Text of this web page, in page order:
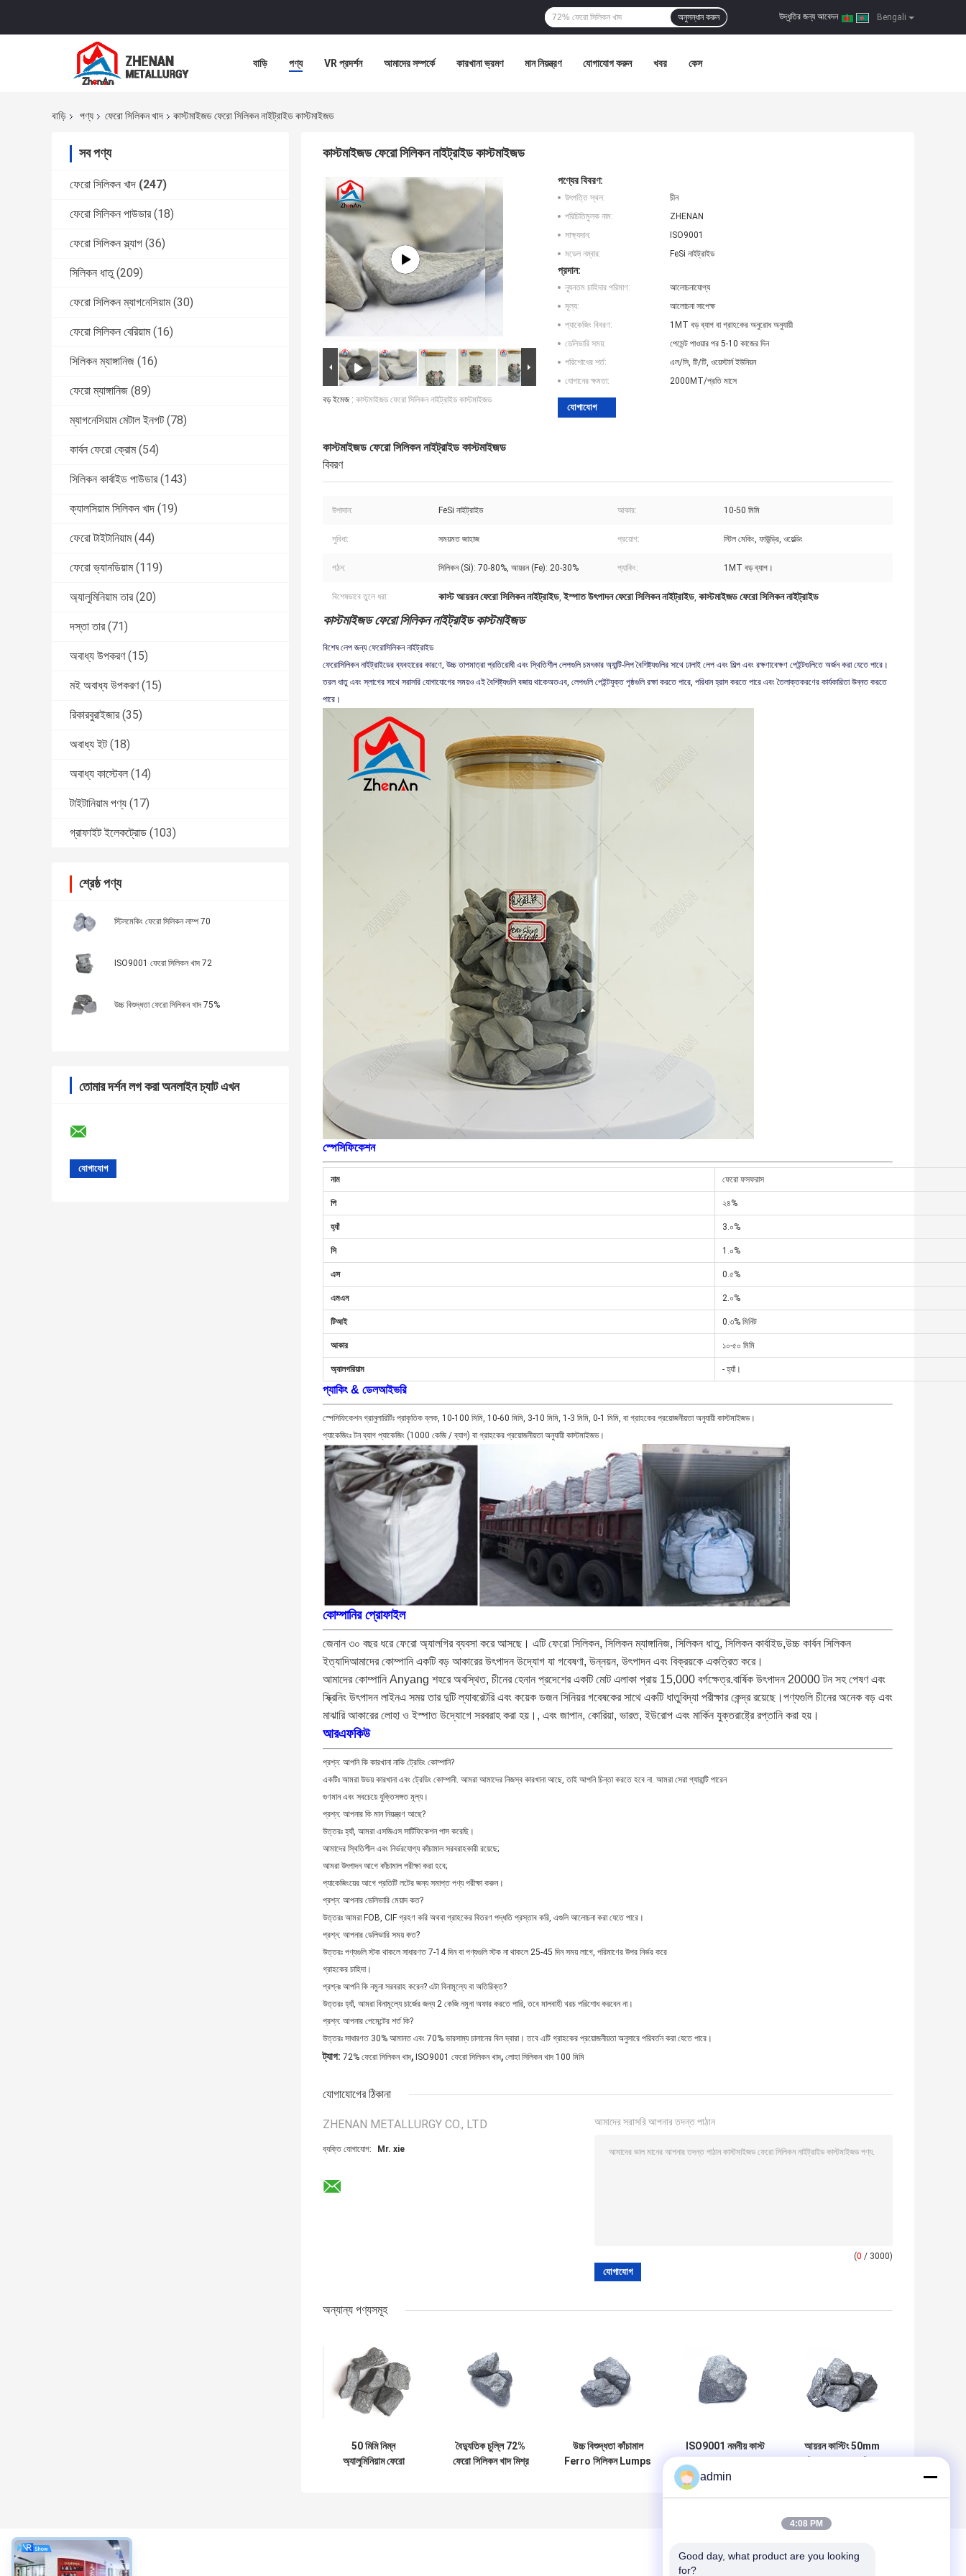
Bengali
উদ্ধৃতির জন্য আবেদন |
অনুসন্ধান করুন
বাড়ি পণ্য VR প্রদর্শন আমাদের সম্পর্কে কারখানা ভ্রমণ মান নিয়ন্ত্রণ যোগাযোগ করুন খবর কেস
বাড়ি পণ্য ফেরো সিলিকন খাদ কাস্টমাইজড ফেরো সিলিকন নাইট্রাইড কাস্টমাইজড
সব পণ্য
ফেরো সিলিকন খাদ (247)
ফেরো সিলিকন পাউডার (18)
ফেরো সিলিকন স্ল্যাগ (36)
সিলিকন ধাতু (209)
ফেরো সিলিকন ম্যাগনেসিয়াম (30)
ফেরো সিলিকন বেরিয়াম (16)
সিলিকন ম্যাঙ্গানিজ (16)
ফেরো ম্যাঙ্গানিজ (89)
ম্যাগনেসিয়াম মেটাল ইনগট (78)
কার্বন ফেরো ক্রোম (54)
সিলিকন কার্বাইড পাউডার (143)
ক্যালসিয়াম সিলিকন খাদ (19)
ফেরো টাইটানিয়াম (44)
ফেরো ভ্যানডিয়াম (119)
অ্যালুমিনিয়াম তার (20)
দস্তা তার (71)
অবাধ্য উপকরণ (15)
মই অবাধ্য উপকরণ (15)
রিকারবুরাইজার (35)
অবাধ্য ইট (18)
অবাধ্য কাস্টেবল (14)
টাইটানিয়াম পণ্য (17)
গ্রাফাইট ইলেকট্রোড (103)
শ্রেষ্ঠ পণ্য
স্টিলমেকিং ফেরো সিলিকন লাম্প 70
ISO9001 ফেরো সিলিকন খাদ 72
উচ্চ বিশুদ্ধতা ফেরো সিলিকন খাদ 75%
তোমার দর্শন লগ করা অনলাইন চ্যাট এখন
কাস্টমাইজড ফেরো সিলিকন নাইট্রাইড কাস্টমাইজড
বড় ইমেজ : কাস্টমাইজড ফেরো সিলিকন নাইট্রাইড কাস্টমাইজড
পণ্যের বিবরণ:
উৎপত্তি স্থল:
চীন
পরিচিতিমুলক নাম:
ZHENAN
সাক্ষ্যদান:
ISO9001
মডেল নম্বার:
FeSi নাইট্রাইড
প্রদান:
ন্যূনতম চাহিদার পরিমাণ:
আলোচনাযোগ্য
মূল্য:
আলোচনা সাপেক্ষ
প্যাকেজিং বিবরণ:
1MT বড় ব্যাগ বা গ্রাহকের অনুরোধ অনুযায়ী
ডেলিভারি সময়:
পেমেন্ট পাওয়ার পর 5-10 কাজের দিন
পরিশোধের শর্ত:
এল/সি, টি/টি, ওয়েস্টার্ন ইউনিয়ন
যোগানের ক্ষমতা:
2000MT/প্রতি মাসে
যোগাযোগ
কাস্টমাইজড ফেরো সিলিকন নাইট্রাইড কাস্টমাইজড
বিবরণ
উপাদান: FeSi নাইট্রাইড আকার: 10-50 মিমি
সুবিধা: সময়মত জাহাজ প্রয়োগ: স্টিল মেকিং, ফাউন্ড্রি, ওয়েল্ডিং
গঠন: সিলিকন (Si): 70-80%, আয়রন (Fe): 20-30% প্যাকিং: 1MT বড় ব্যাগ।
বিশেষভাবে তুলে ধরা: কাস্ট আয়রন ফেরো সিলিকন নাইট্রাইড, ইস্পাত উৎপাদন ফেরো সিলিকন নাইট্রাইড, কাস্টমাইজড ফেরো সিলিকন নাইট্রাইড
কাস্টমাইজড ফেরো সিলিকন নাইট্রাইড কাস্টমাইজড
বিশেষ লেপ জন্য ফেরোসিলিকন নাইট্রাইড
ফেরোসিলিকন নাইট্রাইডের ব্যবহারের কারণে, উচ্চ তাপমাত্রা প্রতিরোধী এবং স্থিতিশীল লেপগুলি চমৎকার অ্যান্টি-লিপ বৈশিষ্ট্যগুলির সাথে ঢালাই লেপ এবং শিল্প এবং রক্ষণাবেক্ষণ পেইন্টগুলিতে অর্জন করা যেতে পারে।
তরল ধাতু এবং স্লাগের সাথে সরাসরি যোগাযোগের সময়ও এই বৈশিষ্ট্যগুলি বজায় থাকেঅতএব, লেপগুলি পেইন্টযুক্ত পৃষ্ঠগুলি রক্ষা করতে পারে, পরিধান হ্রাস করতে পারে এবং তৈলাক্তকরণের কার্যকারিতা উন্নত করতে
পারে।
স্পেসিফিকেশন
নাম ফেরো ফসফরাস
পি ২৪%
হ্যাঁ 3.০%
সি 1.০%
এস 0.৫%
এমএন 2.০%
টিআই 0.৩% মিনিট
আকার ১০-৫০ মিমি
অ্যালগরিয়াম - হ্যাঁ।
প্যাকিং & ডেলআইভরি
স্পেসিফিকেশন গ্রানুলারিটিঃ প্রাকৃতিক ব্লক, 10-100 মিমি, 10-60 মিমি, 3-10 মিমি, 1-3 মিমি, 0-1 মিমি, বা গ্রাহকের প্রয়োজনীয়তা অনুযায়ী কাস্টমাইজড।
প্যাকেজিংঃ টন ব্যাগ প্যাকেজিং (1000 কেজি / ব্যাগ) বা গ্রাহকের প্রয়োজনীয়তা অনুযায়ী কাস্টমাইজড।
কোম্পানির প্রোফাইল
জেনান ৩০ বছর ধরে ফেরো অ্যালগির ব্যবসা করে আসছে। এটি ফেরো সিলিকন, সিলিকন ম্যাঙ্গানিজ, সিলিকন ধাতু, সিলিকন কার্বাইড,উচ্চ কার্বন সিলিকন
ইত্যাদিআমাদের কোম্পানি একটি বড় আকারের উৎপাদন উদ্যোগ যা গবেষণা, উন্নয়ন, উৎপাদন এবং বিক্রয়কে একত্রিত করে।
আমাদের কোম্পানি Anyang শহরে অবস্থিত, চীনের হেনান প্রদেশের একটি মোট এলাকা প্রায় 15,000 বর্গক্ষেত্র.বার্ষিক উৎপাদন 20000 টন সহ পেষণ এবং
স্ক্রিনিং উৎপাদন লাইনএ সময় তার দুটি ল্যাবরেটরি এবং কয়েক ডজন সিনিয়র গবেষকের সাথে একটি ধাতুবিদ্যা পরীক্ষার কেন্দ্র রয়েছে।পণ্যগুলি চীনের অনেক বড় এবং
মাঝারি আকারের লোহা ও ইস্পাত উদ্যোগে সরবরাহ করা হয়।, এবং জাপান, কোরিয়া, ভারত, ইউরোপ এবং মার্কিন যুক্তরাষ্ট্রে রপ্তানি করা হয়।
আরএফকিউ
প্রশ্ন: আপনি কি কারখানা নাকি ট্রেডিং কোম্পানি?
একটিঃ আমরা উভয় কারখানা এবং ট্রেডিং কোম্পানী. আমরা আমাদের নিজস্ব কারখানা আছে, তাই আপনি চিন্তা করতে হবে না. আমরা সেরা গ্যারান্টি পারেন
গুণমান এবং সবচেয়ে যুক্তিসঙ্গত মূল্য।
প্রশ্ন: আপনার কি মান নিয়ন্ত্রণ আছে?
উত্তরঃ হ্যাঁ, আমরা এসজিএস সার্টিফিকেশন পাস করেছি।
আমাদের স্থিতিশীল এবং নির্ভরযোগ্য কাঁচামাল সরবরাহকারী রয়েছে;
আমরা উৎপাদন আগে কাঁচামাল পরীক্ষা করা হবে;
প্যাকেজিংয়ের আগে প্রতিটি লটের জন্য সমাপ্ত পণ্য পরীক্ষা করুন।
প্রশ্ন: আপনার ডেলিভারি মেয়াদ কত?
উত্তরঃ আমরা FOB, CIF গ্রহণ করি অথবা গ্রাহকের বিতরণ পদ্ধতি প্রস্তাব করি, এগুলি আলোচনা করা যেতে পারে।
প্রশ্ন: আপনার ডেলিভারি সময় কত?
উত্তরঃ পণ্যগুলি স্টক থাকলে সাধারণত 7-14 দিন বা পণ্যগুলি স্টক না থাকলে 25-45 দিন সময় লাগে, পরিমাণের উপর নির্ভর করে
গ্রাহকের চাহিদা।
প্রশ্নঃ আপনি কি নমুনা সরবরাহ করেন? এটা বিনামূল্যে বা অতিরিক্ত?
উত্তরঃ হ্যাঁ, আমরা বিনামূল্যে চার্জের জন্য 2 কেজি নমুনা অফার করতে পারি, তবে মালবাহী খরচ পরিশোধ করবেন না।
প্রশ্ন: আপনার পেমেন্টের শর্ত কি?
উত্তরঃ সাধারণত 30% আমানত এবং 70% ভারসাম্য চালানের বিল দ্বারা। তবে এটি গ্রাহকের প্রয়োজনীয়তা অনুসারে পরিবর্তন করা যেতে পারে।
ট্যাগ: 72% ফেরো সিলিকন খাদ, ISO9001 ফেরো সিলিকন খাদ, লোহা সিলিকন খাদ 100 মিমি
যোগাযোগের ঠিকানা
ZHENAN METALLURGY CO., LTD
ব্যক্তি যোগাযোগ: Mr. xie
আমাদের সরাসরি আপনার তদন্ত পাঠান
(0 / 3000)
অন্যান্য পণ্যসমূহ
50 মিমি নিম্ন
অ্যালুমিনিয়াম ফেরো
বৈদ্যুতিক চুল্লি 72%
ফেরো সিলিকন খাদ মিশ্র
উচ্চ বিশুদ্ধতা কাঁচামাল
Ferro সিলিকন Lumps
ISO9001 নমনীয় কাস্ট
সিলিকন খাদ
আয়রন কাস্টিং 50mm
admin
4:08 PM
Good day, what product are you looking
for?